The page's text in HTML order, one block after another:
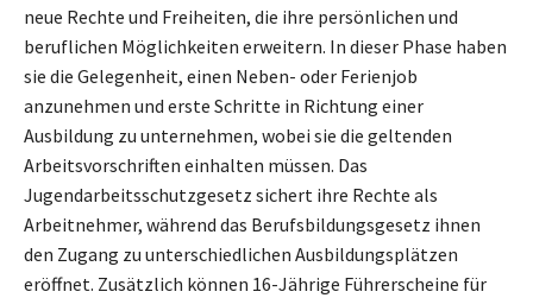
neue Rechte und Freiheiten, die ihre persönlichen und
beruflichen Möglichkeiten erweitern. In dieser Phase haben
sie die Gelegenheit, einen Neben- oder Ferienjob
anzunehmen und erste Schritte in Richtung einer
Ausbildung zu unternehmen, wobei sie die geltenden
Arbeitsvorschriften einhalten müssen. Das
Jugendarbeitsschutzgesetz sichert ihre Rechte als
Arbeitnehmer, während das Berufsbildungsgesetz ihnen
den Zugang zu unterschiedlichen Ausbildungsplätzen
eröffnet. Zusätzlich können 16-Jährige Führerscheine für